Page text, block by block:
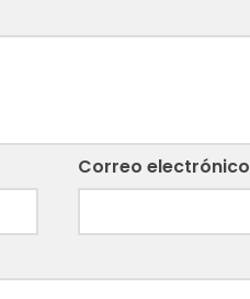
Correo electrónico